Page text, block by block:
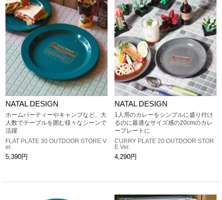
NATAL DESIGN
ホームパーティーやキャンプなど、大
人数でテーブルを囲む様々なシーンで
活躍
FLAT PLATE 30 OUTDOOR STORE V
er.
5,390円
NATAL DESIGN
1人用のカレーをシンプルに盛り付け
るのに最適なサイズ感の20cmのカレ
ープレートに
CURRY PLATE 20 OUTDOOR STOR
E Ver.
4,290円